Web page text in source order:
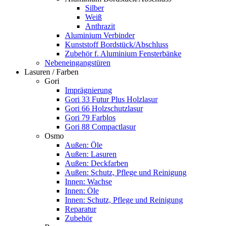
Silber
Weiß
Anthrazit
Aluminium Verbinder
Kunststoff Bordstück/Abschluss
Zubehör f. Aluminium Fensterbänke
Nebeneingangstüren
Lasuren / Farben
Gori
Imprägnierung
Gori 33 Futur Plus Holzlasur
Gori 66 Holzschutzlasur
Gori 79 Farblos
Gori 88 Compactlasur
Osmo
Außen: Öle
Außen: Lasuren
Außen: Deckfarben
Außen: Schutz, Pflege und Reinigung
Innen: Wachse
Innen: Öle
Innen: Schutz, Pflege und Reinigung
Reparatur
Zubehör